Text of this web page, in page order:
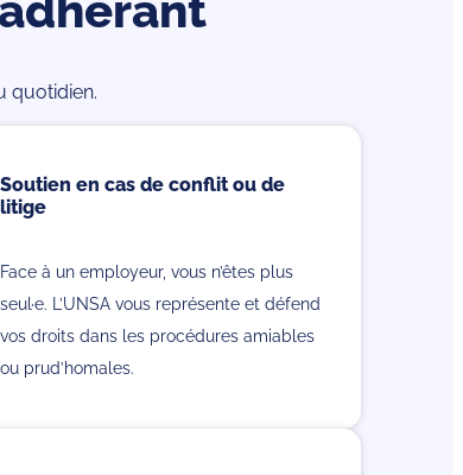
quotidien.
Soutien en cas de conflit ou de
litige
Face à un employeur, vous n’êtes plus
seul·e. L’UNSA vous représente et défend
vos droits dans les procédures amiables
ou prud’homales.